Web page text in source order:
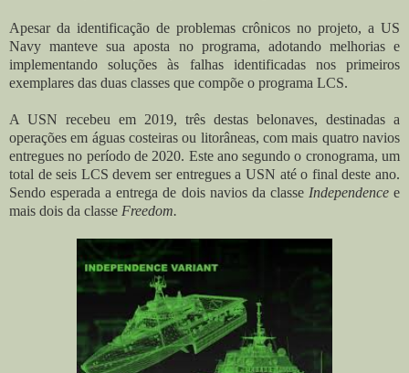
Apesar da identificação de problemas crônicos no projeto, a US
Navy manteve sua aposta no programa, adotando melhorias e
implementando soluções às falhas identificadas nos primeiros
exemplares das duas classes que compõe o programa LCS.
A USN recebeu em 2019, três destas belonaves, destinadas a
operações em águas costeiras ou litorâneas, com mais quatro navios
entregues no período de 2020. Este ano segundo o cronograma, um
total de seis LCS devem ser entregues a USN até o final deste ano.
Sendo esperada a entrega de dois naviosda classe Independencee
mais dois da classe Freedom.